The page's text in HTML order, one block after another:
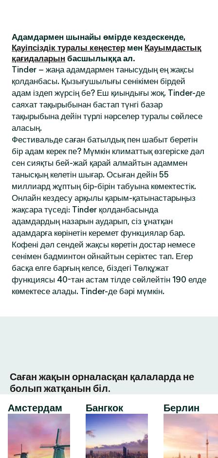
Адамдармен шынайы өмірде кездескенде,
Қауіпсіздік туралы кеңестер мен Қауымдастық
қағидаларын басшылыққа ал.
Tinder – жаңа адамдармен танысудың ең жақсы
қолданбасы. Қызығушылығы сенікімен бірдей
адам іздеп жүрсің бе? Еш қиындығы жоқ. Tinder-де
саяхат тақырыбынан бастап түнгі базар
тақырыбына дейін түрлі нәрселер туралы сөйлесе
аласың.
Фестивальде саған батылдық пен шабыт беретін
бір адам керек пе? Мүмкін климаттық өзгеріске дәл
сен сияқты бей-жай қарай алмайтын адаммен
танысқың келетін шығар. Осыған дейін 55
миллиард жұптың бір-бірін табуына көмектестік.
Онлайн кездесу арқылы қарым-қатынастарыңыз
жақсара түседі: Tinder қолданбасында
адамдардың назарын аударып, сіз ұнатқан
адамдарға көрінетін керемет функциялар бар.
Кофені дәл сендей жақсы көретін достар немесе
сенімен бадминтон ойнайтын серіктес тап. Егер
басқа елге барғың келсе, біздегі Төлқұжат
функциясы 40-тан астам тілде сөйлейтін 190 елде
көмектесе алады. Tinder-де бәрі мүмкін.
Саған жақын орналасқан қалаларда не
болып жатқанын біл.
Амстердам
Бангкок Берлин